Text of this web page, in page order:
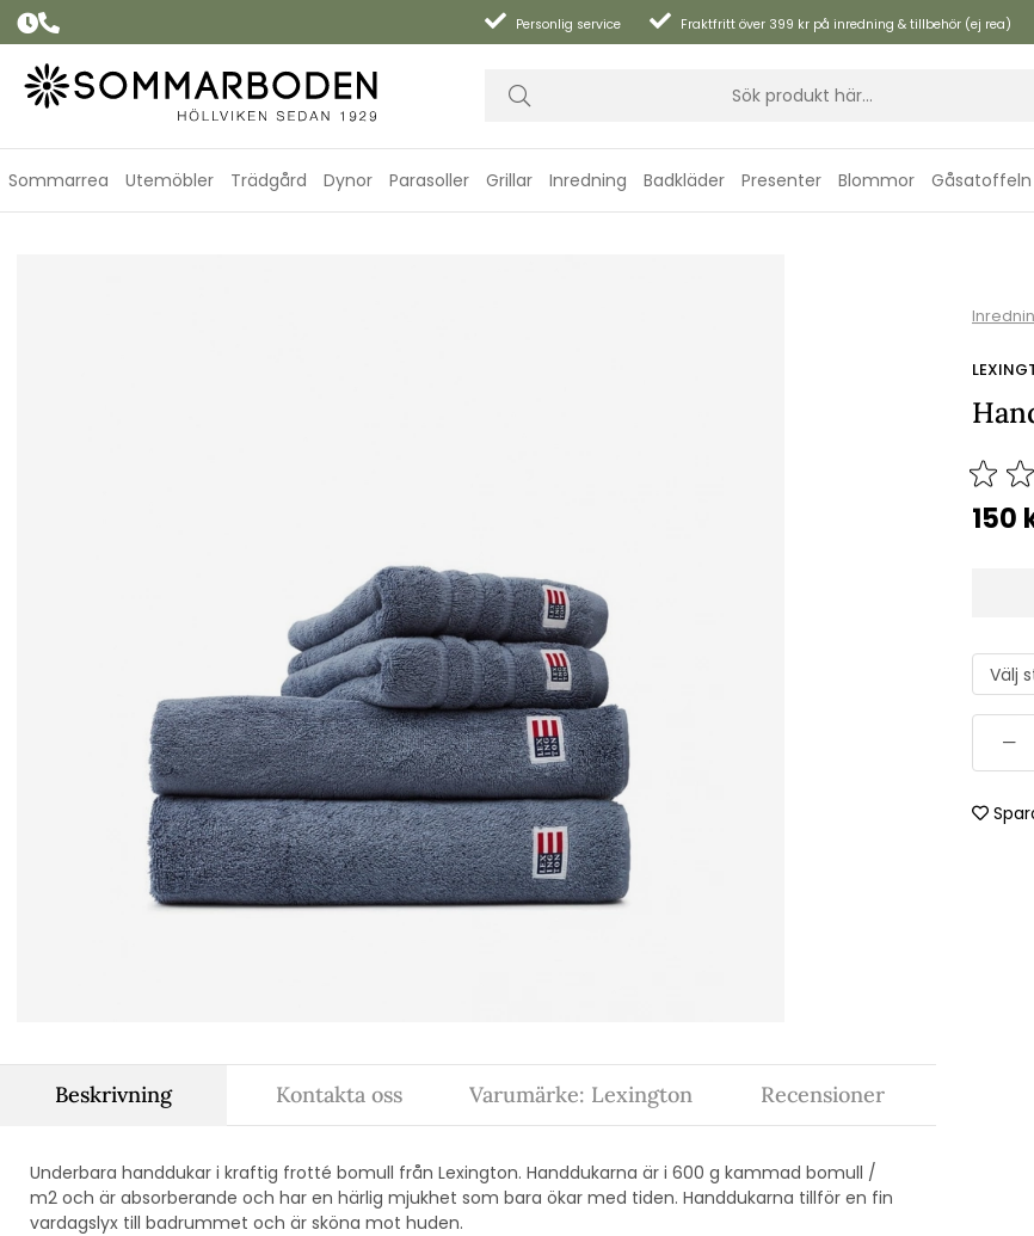
Personlig service Fraktfritt över 399 kr på inredning & tillbehör (ej rea)
Sommarrea Utemöbler Trädgård Dynor Parasoller Grillar Inredning Badkläder Presenter Blommor Gåsatoffeln
150
Beskrivning
Underbara handdukar i kraftig frotté bomull från Lexington. Handdukarna är i 600 g kammad bomull /
m2 och är absorberande och har en härlig mjukhet som bara ökar med tiden. Handdukarna tillför en fin
vardagslyx till badrummet och är sköna mot huden.
Kontakta oss Varumärke: Lexington Recensioner